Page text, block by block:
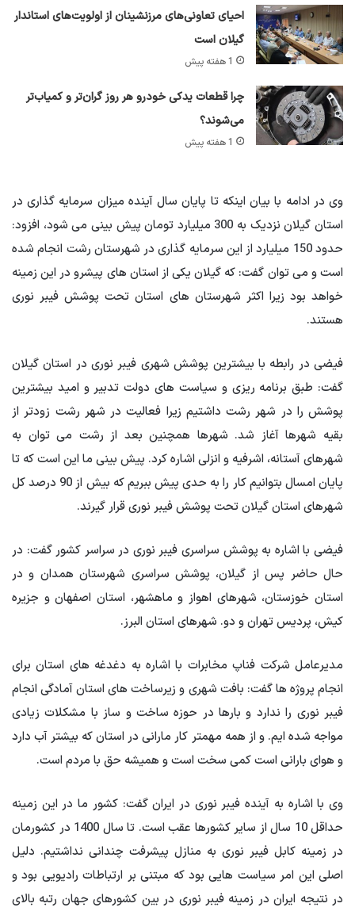
احیای تعاونی‌های مرزنشینان از اولویت‌های استاندار
گیلان است
1 هفته پیش
چرا قطعات یدکی خودرو هر روز گران‌تر و کمیاب‌تر
می‌شوند؟
1 هفته پیش
وی در ادامه با بیان اینکه تا پایان سال آینده میزان سرمایه گذاری در
استان گیلان نزدیک به 300 میلیارد تومان پیش بینی می شود، افزود:
حدود 150 میلیارد از این سرمایه گذاری در شهرستان رشت انجام شده
است و می توان گفت: که گیلان یکی از استان های پیشرو در این زمینه
خواهد بود زیرا اکثر شهرستان های استان تحت پوشش فیبر نوری
هستند.
فیضی در رابطه با بیشترین پوشش شهری فیبر نوری در استان گیلان
گفت: طبق برنامه ریزی و سیاست های دولت تدبیر و امید بیشترین
پوشش را در شهر رشت داشتیم زیرا فعالیت در شهر رشت زودتر از
بقیه شهرها آغاز شد. شهرها همچنین بعد از رشت می توان به
شهرهای آستانه، اشرفیه و انزلی اشاره کرد. پیش بینی ما این است که تا
پایان امسال بتوانیم کار را به حدی پیش ببریم که بیش از 90 درصد کل
شهرهای استان گیلان تحت پوشش فیبر نوری قرار گیرند.
فیضی با اشاره به پوشش سراسری فیبر نوری در سراسر کشور گفت: در
حال حاضر پس از گیلان، پوشش سراسری شهرستان همدان و در
استان خوزستان، شهرهای اهواز و ماهشهر، استان اصفهان و جزیره
کیش، پردیس تهران و دو. شهرهای استان البرز.
مدیرعامل شرکت فناپ مخابرات با اشاره به دغدغه های استان برای
انجام پروژه ها گفت: بافت شهری و زیرساخت های استان آمادگی انجام
فیبر نوری را ندارد و بارها در حوزه ساخت و ساز با مشکلات زیادی
مواجه شده ایم. و از همه مهمتر کار مارانی در استان که بیشتر آب دارد
و هوای بارانی است کمی سخت است و همیشه حق با مردم است.
وی با اشاره به آینده فیبر نوری در ایران گفت: کشور ما در این زمینه
حداقل 10 سال از سایر کشورها عقب است. تا سال 1400 در کشورمان
در زمینه کابل فیبر نوری به منازل پیشرفت چندانی نداشتیم. دلیل
اصلی این امر سیاست هایی بود که مبتنی بر ارتباطات رادیویی بود و
در نتیجه ایران در زمینه فیبر نوری در بین کشورهای جهان رتبه بالای